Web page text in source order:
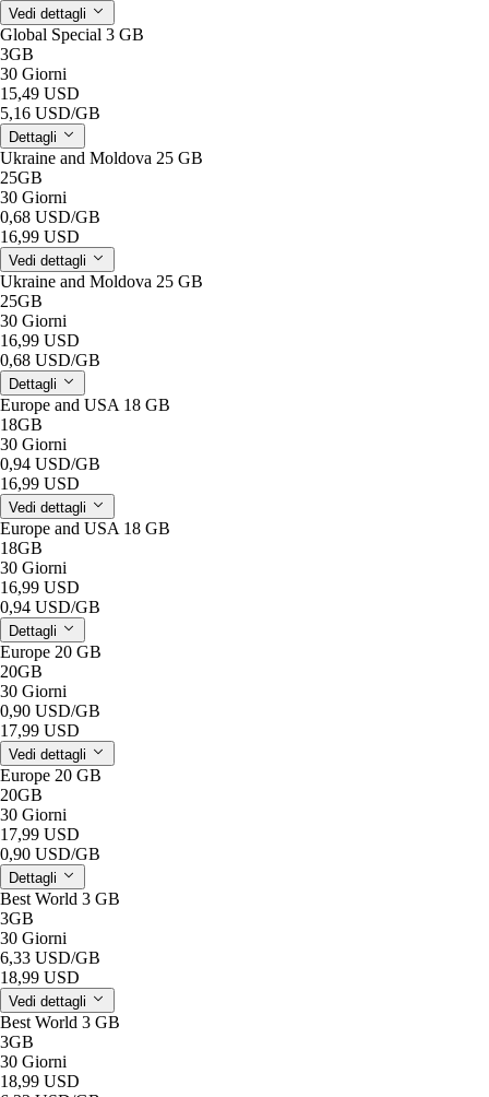
Vedi dettagli
Global Special 3 GB
3GB
30 Giorni
15,49 USD
5,16 USD/GB
Dettagli
Ukraine and Moldova 25 GB
25GB
30 Giorni
0,68 USD/GB
16,99 USD
Vedi dettagli
Ukraine and Moldova 25 GB
25GB
30 Giorni
16,99 USD
0,68 USD/GB
Dettagli
Europe and USA 18 GB
18GB
30 Giorni
0,94 USD/GB
16,99 USD
Vedi dettagli
Europe and USA 18 GB
18GB
30 Giorni
16,99 USD
0,94 USD/GB
Dettagli
Europe 20 GB
20GB
30 Giorni
0,90 USD/GB
17,99 USD
Vedi dettagli
Europe 20 GB
20GB
30 Giorni
17,99 USD
0,90 USD/GB
Dettagli
Best World 3 GB
3GB
30 Giorni
6,33 USD/GB
18,99 USD
Vedi dettagli
Best World 3 GB
3GB
30 Giorni
18,99 USD